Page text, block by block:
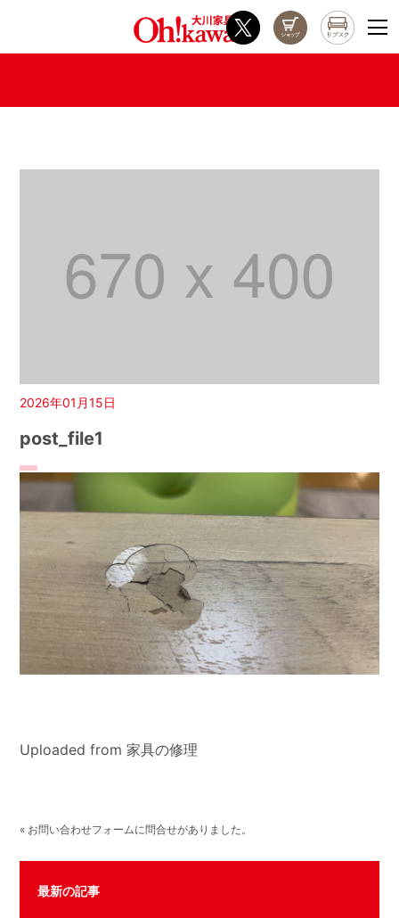
2026年01月15日
post_file1
Uploaded from 家具の修理
« お問い合わせフォームに問合せがありました。
最新の記事